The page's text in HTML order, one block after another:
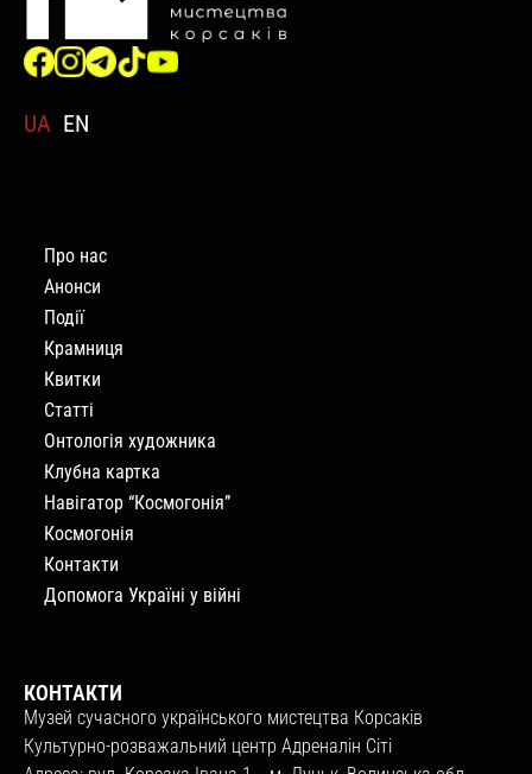
UA EN
Про нас
Анонси
Події
Крамниця
Квитки
Статті
Онтологія художника
Клубна картка
Навігатор “Космогонія”
Космогонія
Контакти
Допомога Україні у війні
КОНТАКТИ
Музей сучасного українського мистецтва Корсаків
Культурно-розважальний центр Адреналін Сіті